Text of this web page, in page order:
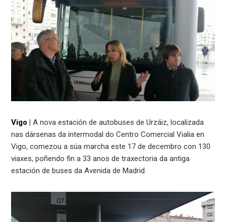
Vigo | A nova estación de autobuses de Urzáiz, localizada
nas dársenas da intermodal do Centro Comercial Vialia en
Vigo, comezou a súa marcha este 17 de decembro con 130
viaxes, poñendo fin a 33 anos de traxectoria da antiga
estación de buses da Avenida de Madrid.